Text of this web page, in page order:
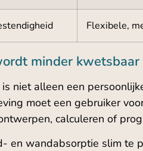
Flexibele,
minder kwetsbaar
is niet alleen een
moet een gebruiker
calculeren of
en wandabsorptie slim te